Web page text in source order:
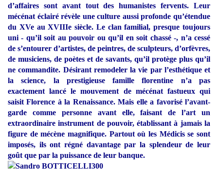
d’affaires sont avant tout des humanistes fervents. Leur
mécénat éclairé révèle une culture aussi profonde qu’étendue
du XVe au XVIIIe siècle. Le clan familial, presque toujours
uni - qu’il soit au pouvoir ou qu’il en soit chassé -, n’a cessé
de s’entourer d’artistes, de peintres, de sculpteurs, d’orfèvres,
de musiciens, de poètes et de savants, qu’il protège plus qu’il
ne commandite. Désirant remodeler la vie par l’esthétique et
la science, la prestigieuse famille florentine n’a pas
exactement lancé le mouvement de mécénat fastueux qui
saisit Florence à la Renaissance. Mais elle a favorisé l’avant-
garde comme personne avant elle, faisant de l’art un
extraordinaire instrument de pouvoir, établissant à jamais la
figure de mécène magnifique. Partout où les Médicis se sont
imposés, ils ont régné davantage par la splendeur de leur
goût que par la puissance de leur banque.